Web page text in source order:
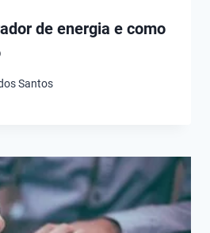
de energia e como
Santos